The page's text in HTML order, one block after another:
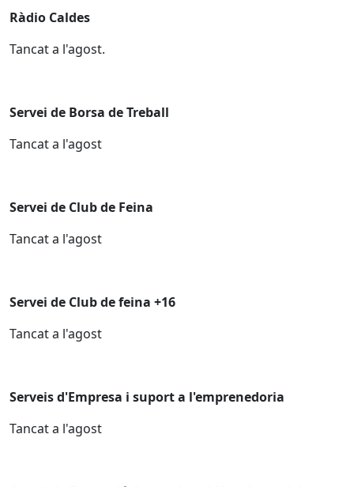
Ràdio Caldes
Tancat a l'agost.
Servei de Borsa de Treball
Tancat a l'agost
Servei de Club de Feina
Tancat a l'agost
Servei de Club de feina +16
Tancat a l'agost
Serveis d'Empresa i suport a l'emprenedoria
Tancat a l'agost